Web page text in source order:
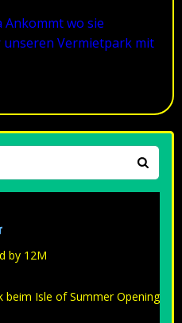
Ankommt wo sie
Vermietpark mit
by 12M
beim Isle of Summer Opening